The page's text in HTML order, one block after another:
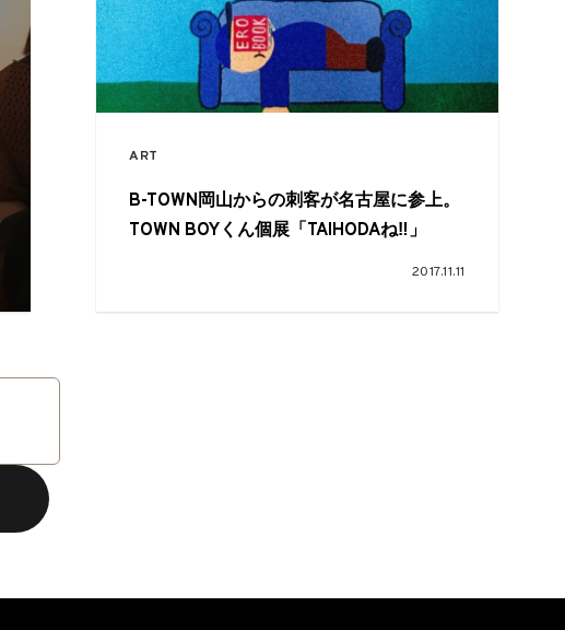
ART
B-TOWN岡山からの刺客が名古屋に参上。
TOWN BOYくん個展「TAIHODAね‼︎」
2017.11.11